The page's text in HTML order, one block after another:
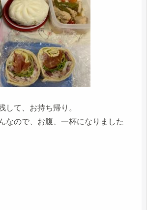
して、お持ち帰り。
なので、お腹、一杯になりました